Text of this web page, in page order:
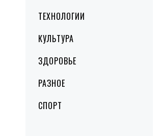
ТЕХНОЛОГИИ
КУЛЬТУРА
ЗДОРОВЬЕ
РАЗНОЕ
СПОРТ